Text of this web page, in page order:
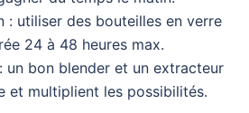
: utiliser des bouteilles en verre
24 à 48 heures max.
un bon blender et un extracteur
et multiplient les possibilités.